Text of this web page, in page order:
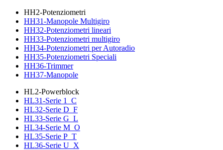
HH2-Potenziometri
HH31-Manopole Multigiro
HH32-Potenziometri lineari
HH33-Potenziometri multigiro
HH34-Potenziometri per Autoradio
HH35-Potenziometri Speciali
HH36-Trimmer
HH37-Manopole
HL2-Powerblock
HL31-Serie 1_C
HL32-Serie D_F
HL33-Serie G_L
HL34-Serie M_O
HL35-Serie P_T
HL36-Serie U_X